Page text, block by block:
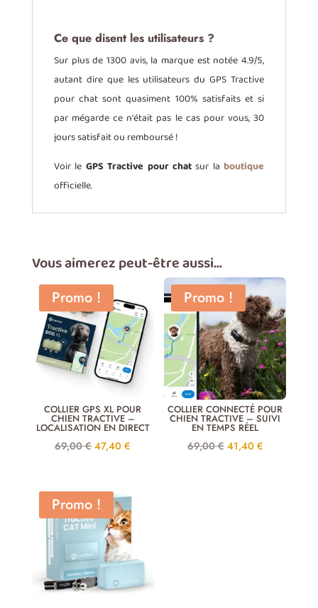
Ce que disent les utilisateurs ?
Sur plus de 1300 avis, la marque est notée 4.9/5,
autant dire que les utilisateurs du GPS Tractive
pour chat sont quasiment 100% satisfaits et si
par mégarde ce n'était pas le cas pour vous, 30
jours satisfait ou remboursé !
Voir le GPS Tractive pour chatsur laboutique
officielle.
Vous aimerez peut-être aussi…
Promo !
COLLIER GPS XL POUR
CHIEN TRACTIVE –
LOCALISATION EN DIRECT
69,00€Le
était :
69,00 €.
47,40€
est :
47,40 €.
Promo !
COLLIER CONNECTÉ POUR
CHIEN TRACTIVE – SUIVI
EN TEMPS RÉEL
69,00€ Le
41,40 €Le
Promo !